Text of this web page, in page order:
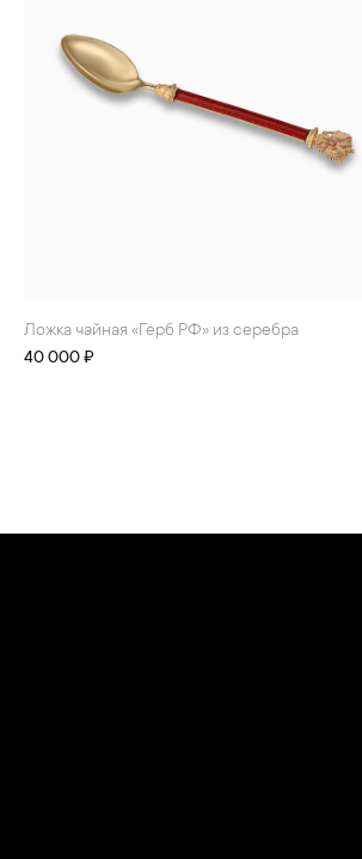
Ложка чайная «Герб РФ» из серебра
40 000 ₽